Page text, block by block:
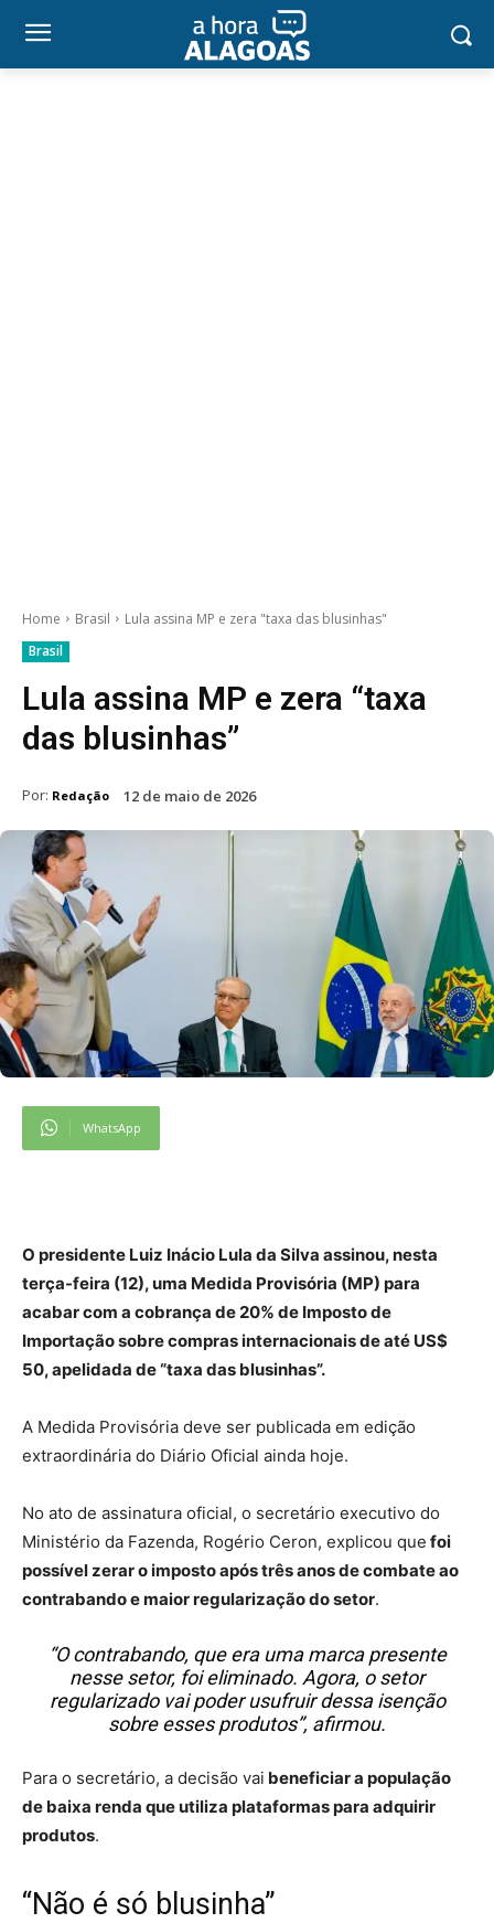
Home Brasil
Lula assina MP e zera "taxa das blusinhas"
Brasil
Lula assina MP e zera “taxa
das blusinhas”
Por: Redação 12 de maio de 2026
WhatsApp
O presidente Luiz Inácio Lula da Silva assinou, nesta
terça-feira (12), uma Medida Provisória (MP) para
acabar com a cobrança de 20% de Imposto de
Importação sobre compras internacionais de até US$
50, apelidada de “taxa das blusinhas”.
A Medida Provisória deve ser publicada em edição
extraordinária do Diário Oficial ainda hoje.
No ato de assinatura oficial, o secretário executivo do
Ministério da Fazenda, Rogério Ceron, explicou que foi
possível zerar o imposto após três anos de combate ao
contrabando e maior regularização do setor.
“O contrabando, que era uma marca presente
nesse setor, foi eliminado. Agora, o setor
regularizado vai poder usufruir dessa isenção
sobre esses produtos”, afirmou.
Para o secretário, a decisão vai beneficiar a população
de baixa renda que utiliza plataformas para adquirir
produtos.
“Não é só blusinha”